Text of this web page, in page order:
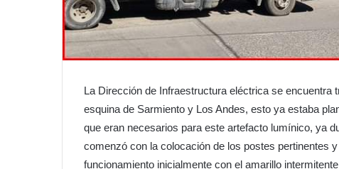
La Dirección de Infraestructura eléctrica se encuentra
esquina de Sarmiento y Los Andes, esto ya estaba
que eran necesarios para este artefacto lumínico, ya
comenzó con la colocación de los postes pertinentes
funcionamiento inicialmente con el amarillo